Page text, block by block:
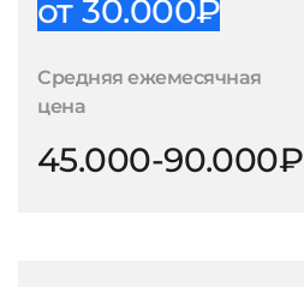
от 30.000₽
Средняя ежемесячная
цена
45.000-90.000₽